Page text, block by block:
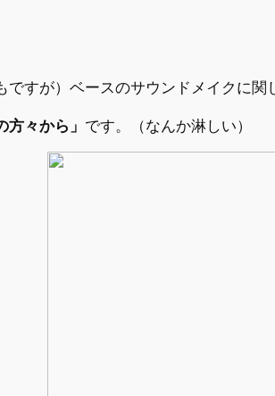
ですが）ベースのサウンドメイクに関
方々から」 です。（なんか淋しい）